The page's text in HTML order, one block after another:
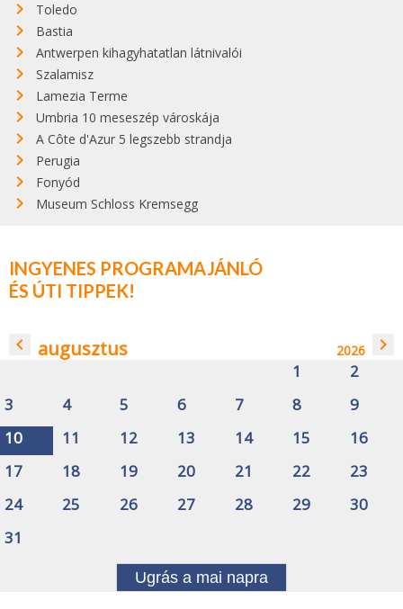
Toledo
Bastia
Antwerpen kihagyhatatlan látnivalói
Szalamisz
Lamezia Terme
Umbria 10 meseszép városkája
A Côte d'Azur 5 legszebb strandja
Perugia
Fonyód
Museum Schloss Kremsegg
INGYENES PROGRAMAJÁNLÓ
ÉS ÚTI TIPPEK!
navigate_before augusztus 2026 navigate_next
1
2
3
4 5 6 7 8
9
10
11 12 13 14 15
16
17
18 19 20 21 22
23
24
25 26 27 28 29
30
31
Ugrás a mai napra